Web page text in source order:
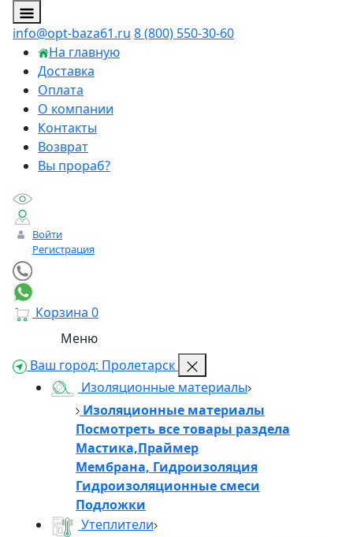
info@opt-baza61.ru 8 (800) 550-30-60
На главную
Доставка
Оплата
О компании
Контакты
Возврат
Вы прораб?
Войти
Регистрация
Корзина 0
Меню
Ваш город: Пролетарск
Изоляционные материалы
Изоляционные материалы
Посмотреть все товары раздела
Мастика,Праймер
Мембрана, Гидроизоляция
Гидроизоляционные смеси
Подложки
Утеплители